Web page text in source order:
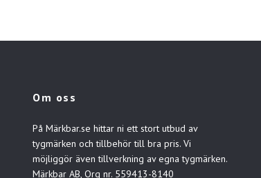
Om oss
På Märkbar.se hittar ni ett stort utbud av
tygmärken och tillbehör till bra pris. Vi
möjliggör även tillverkning av egna tygmärken.
Märkbar AB, Org nr. 559413-8140